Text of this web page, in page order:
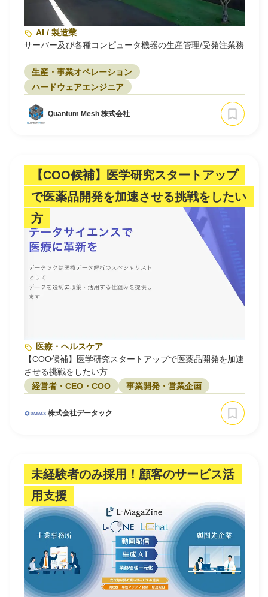
AI / 製造業
サーバー及び各種コンピュータ機器の生産管理/受発注業務
生産・事業オペレーション
ハードウェアエンジニア
Quantum Mesh 株式会社
【COO候補】医学研究スタートアップ
で医薬品開発を加速させる挑戦をしたい
方
医療・ヘルスケア
【COO候補】医学研究スタートアップで医薬品開発を加速
させる挑戦をしたい方
経営者・CEO・COO
事業開発・営業企画
株式会社データック
未経験者のみ採用！顧客のサービス活
用支援